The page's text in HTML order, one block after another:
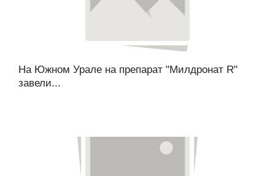
На Южном Урале на препарат "Милдронат R"
завели...